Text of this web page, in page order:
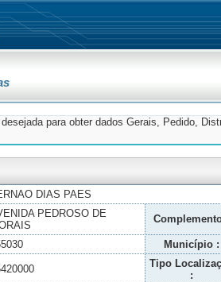
para obter dados Gerais, Pedido,
DIAS PAES
PEDROSO DE
Município :
Tipo
: